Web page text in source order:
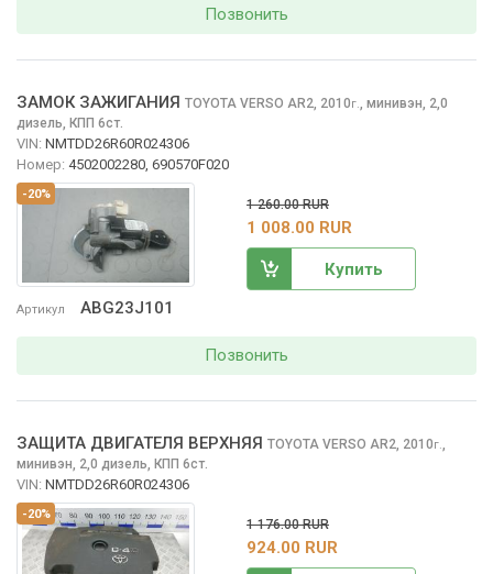
Позвонить
-20%
Артикул ABG23J101
ЗАМОК ЗАЖИГАНИЯ TOYOTA VERSO AR2, 2010г.
минивэн, 2,0
дизель, КПП 6ст.
VIN: NMTDD26R60R024306
Номер: 4502002280, 690570F020
1 260.00 RUR
1 008.00 RUR
Купить
Позвонить
-20%
ЗАЩИТА ДВИГАТЕЛЯ ВЕРХНЯЯ TOYOTA VERSO AR2, 2010г.
минивэн, 2,0 дизель, КПП 6ст.
VIN: NMTDD26R60R024306
1 176.00 RUR
924.00 RUR